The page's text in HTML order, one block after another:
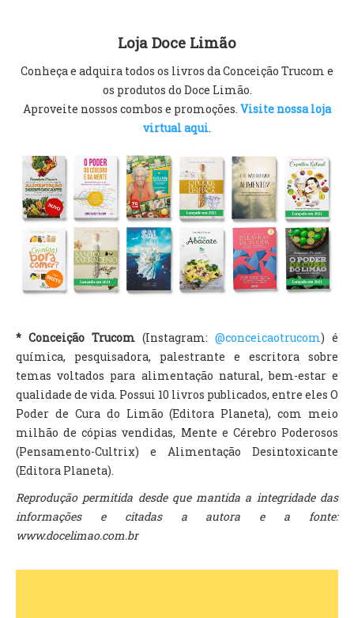
Loja Doce Limão
Conheça e adquira todos os livros da Conceição Trucom e
os produtos do Doce Limão.
Aproveite nossos combos e promoções. Visite nossa loja
virtual aqui.
* Conceição Trucom (Instagram: @conceicaotrucom) é
química, pesquisadora, palestrante e escritora sobre
temas voltados para alimentação natural, bem-estar e
qualidade de vida. Possui 10 livros publicados, entre eles O
Poder de Cura do Limão (Editora Planeta), com meio
milhão de cópias vendidas, Mente e Cérebro Poderosos
(Pensamento-Cultrix) e Alimentação Desintoxicante
(Editora Planeta).
Reprodução permitida desde que mantida a integridade das
informações e citadas a autora e a fonte:
www.docelimao.com.br